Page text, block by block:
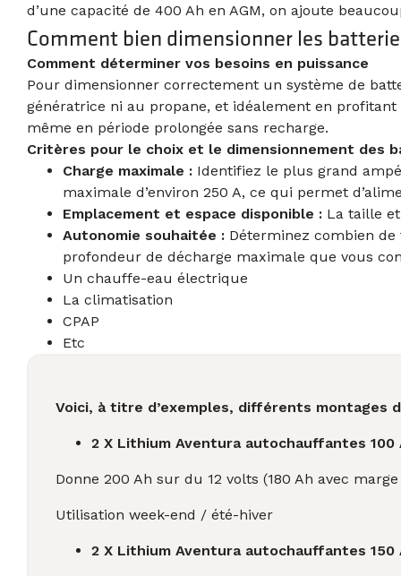
d’une capacité de 400 Ah en AGM, on ajoute
Comment bien dimensionner les
Comment déterminer vos besoins en puissance
Pour dimensionner correctement un système de
génératrice ni au propane, et idéalement en
même en période prolongée sans recharge.
Critères pour le choix et le dimensionnement des
Charge maximale :Identifiez le plus grand
maximale d’environ 250 A, ce qui permet
Emplacement et espace disponible :La taille et
Autonomie souhaitée :Déterminez combien de
profondeur de décharge maximale que vous
Un chauffe-eau électrique
La climatisation
CPAP
Etc
Voici, à titre d’exemples, différents montages
2 X Lithium Aventura autochauffantes 100
Donne 200 Ah sur du 12 volts (180 Ah avec
Utilisation week-end / été-hiver
2 X Lithium Aventura autochauffantes 150